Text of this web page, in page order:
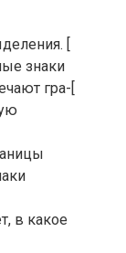
[
знаки
гра-[
в какое